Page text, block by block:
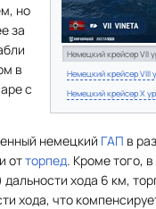
Немецкий крейсер VII
Немецкий крейсер VIII
Немецкий крейсер X
но
за
в
с
немецкий ГАП в
отторпед. Кроме того,
хода 6 км,
хода, что